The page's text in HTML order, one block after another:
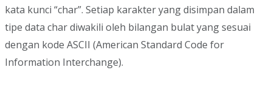
kata kunci “char”. Setiap karakter yang disimpan dalam
tipe data char diwakili oleh bilangan bulat yang sesuai
dengan kode ASCII (American Standard Code for
Information Interchange).